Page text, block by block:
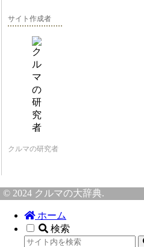
サイト作成者
クルマの研究者
© 2024 クルマの大辞典.
ホーム
検索